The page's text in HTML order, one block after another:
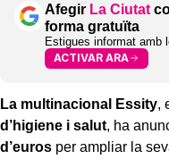
Afegir La Ciutat
forma gratuïta
Estigues informat amb
ACTIVAR ARA
La multinacional Essity,
d’higiene i salut, ha
d’euros per ampliar la